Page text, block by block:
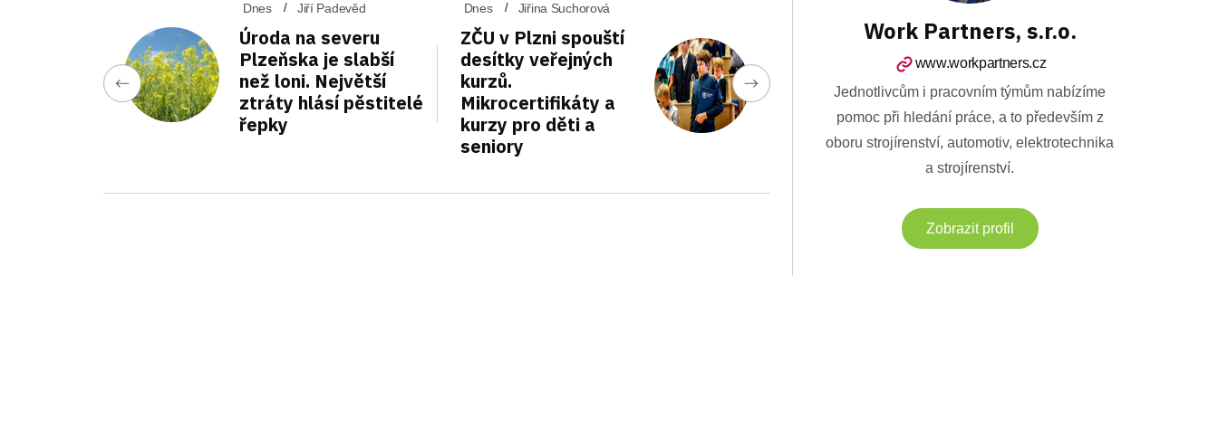
Dnes Jiří Padevěd
Úroda na severu
Plzeňska je slabší
než loni. Největší
ztráty hlásí pěstitelé
řepky
Dnes Jiřina Suchorová
ZČU v Plzni spouští
desítky veřejných
kurzů.
Mikrocertifikáty a
kurzy pro děti a
seniory
Work Partners, s.r.o.
www.workpartners.cz
Jednotlivcům i pracovním týmům nabízíme
pomoc při hledání práce, a to především z
oboru strojírenství, automotiv, elektrotechnika
a strojírenství.
Zobrazit profil